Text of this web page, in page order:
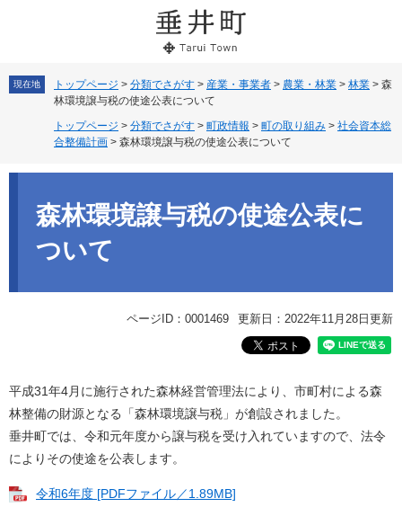
現在地 トップページ > 分類でさがす > 産業・事業者 > 農業・林業 > 林業 > 森
林環境譲与税の使途公表について
トップページ > 分類でさがす > 町政情報 > 町の取り組み > 社会資本総
合整備計画 > 森林環境譲与税の使途公表について
森林環境譲与税の使途公表に
ついて
ページID：0001469 更新日：2022年11月28日更新
平成31年4月に施行された森林経営管理法により、市町村による森
林整備の財源となる「森林環境譲与税」が創設されました。
垂井町では、令和元年度から譲与税を受け入れていますので、法令
によりその使途を公表します。
令和6年度 [PDFファイル／1.89MB]